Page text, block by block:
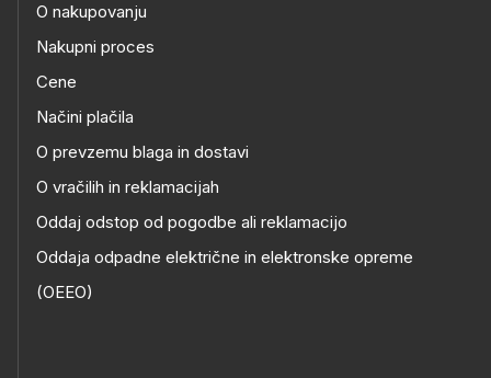
O nakupovanju
Nakupni proces
Cene
Načini plačila
O prevzemu blaga in dostavi
O vračilih in reklamacijah
Oddaj odstop od pogodbe ali reklamacijo
Oddaja odpadne električne in elektronske opreme
(OEEO)